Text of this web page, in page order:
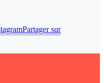
Partager sur